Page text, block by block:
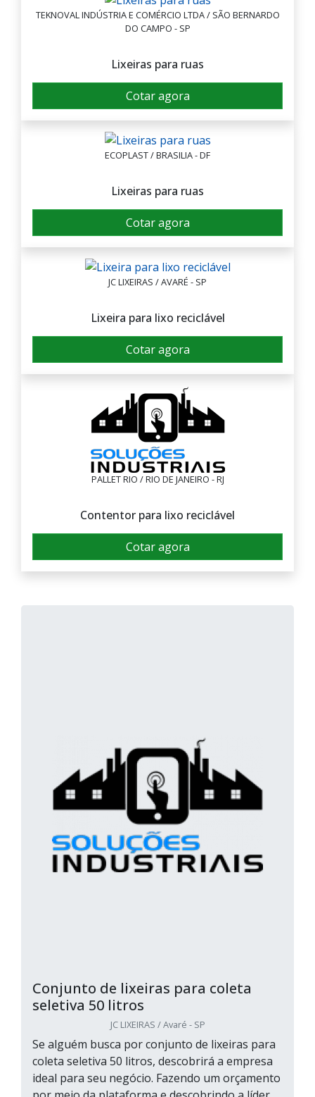
TEKNOVAL INDÚSTRIA E COMÉRCIO LTDA / SÃO BERNARDO
DO CAMPO - SP
Lixeiras para ruas
Cotar agora
ECOPLAST / BRASILIA - DF
Lixeiras para ruas
Cotar agora
JC LIXEIRAS / AVARÉ - SP
Lixeira para lixo reciclável
Cotar agora
PALLET RIO / RIO DE JANEIRO - RJ
Contentor para lixo reciclável
Cotar agora
Conjunto de lixeiras para coleta
seletiva 50 litros
JC LIXEIRAS / Avaré - SP
Se alguém busca por conjunto de lixeiras para
coleta seletiva 50 litros, descobrirá a empresa
ideal para seu negócio. Fazendo um orçamento